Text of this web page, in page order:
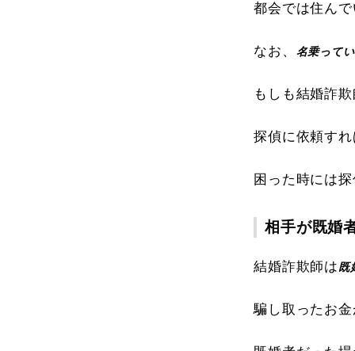
都会では住ん
なお、 名乗って
もしも結婚詐
探偵に依頼す
困った時には
相手が既婚
結婚詐欺師は既
騙し取ったお